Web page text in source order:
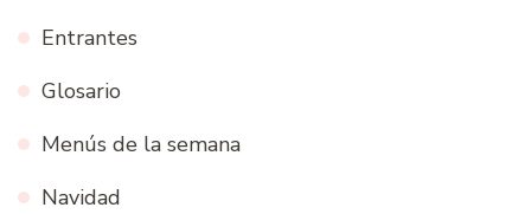
Entrantes
Glosario
Menús de la semana
Navidad